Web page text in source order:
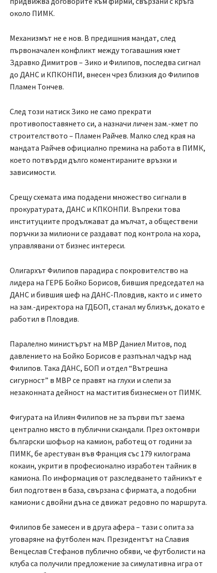
около ПИМК.
Механизмът не е нов. В предишния мандат, след
първоначален конфликт между тогавашния кмет
Здравко Димитров – Зико и Филипов, последва сигнал
до ДАНС и КПКОНПИ, внесен чрез близкия до Филипов
Пламен Тончев.
След този натиск Зико не само прекрати
противопоставянето си, а назначи личен зам.-кмет по
строителството – Пламен Райчев. Малко след края на
мандата Райчев официално премина на работа в ПИМК,
което потвърди дълго коментираните връзки и
зависимости.
Срещу схемата има подадени множество сигнали в
прокуратурата, ДАНС и КПКОНПИ. Въпреки това
институциите продължават да мълчат, а обществени
поръчки за милиони се раздават под контрола на хора,
управлявани от бизнес интереси.
Олигархът Филипов парадира с покровителство на
лидера на ГЕРБ Бойко Борисов, бившия председател на
ДАНС и бившия шеф на ДАНС-Пловдив, както и с името
на зам.-директора на ГДБОП, станал му близък, докато е
работил в Пловдив.
Паралелно министърът на МВР Даниел Митов, под
давлението на Бойко Борисов е разпънал чадър над
Филипов. Така ДАНС, БОП и отдел “Вътрешна
сигурност” в МВР се правят на глухи и слепи за
незаконната дейност на мастития бизнесмен от ПИМК.
Фигурата на Илиян Филипов не за първи път заема
централно място в публични скандали. През октомври
български шофьор на камион, работещ от години за
ПИМК, бе арестуван във Франция със 179 килограма
кокаин, укрити в професионално изработен тайник в
камиона. По информация от разследването тайникът е
бил подготвен в база, свързана с фирмата, а подобни
камиони с двойни дъна се движат редовно по маршрута.
Филипов бе замесен и в друга афера – тази с опита за
уговаряне на футболен мач. Президентът на Славия
Венцеслав Стефанов публично обяви, че футболисти на
клуба са получили предложение за симулативна игра от